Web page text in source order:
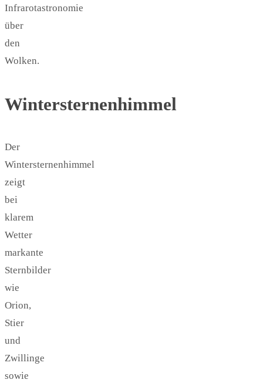
Infrarotastronomie
über
den
Wolken.
Wintersternenhimmel
Der
Wintersternenhimmel
zeigt
bei
klarem
Wetter
markante
Sternbilder
wie
Orion,
Stier
und
Zwillinge
sowie